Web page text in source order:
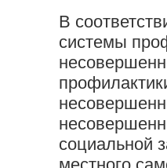
В
системы
социальной